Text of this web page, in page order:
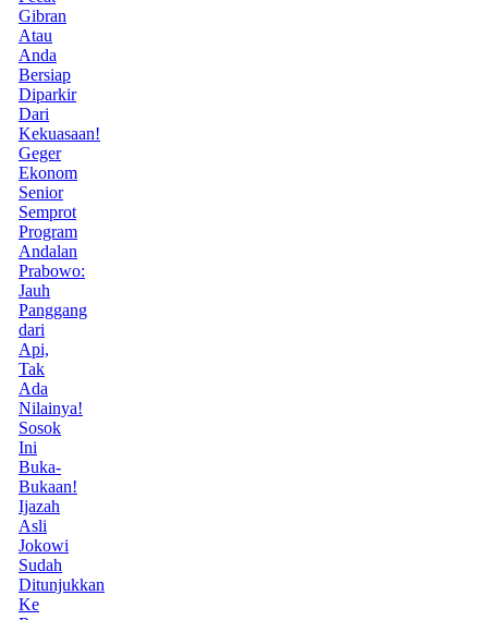
Gibran
Atau
Anda
Bersiap
Diparkir
Dari
Kekuasaan!
Geger
Ekonom
Senior
Semprot
Program
Andalan
Prabowo:
Jauh
Panggang
dari
Api,
Tak
Ada
Nilainya!
Sosok
Ini
Buka-
Bukaan!
Ijazah
Asli
Jokowi
Sudah
Ditunjukkan
Ke